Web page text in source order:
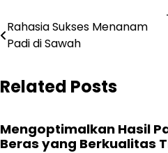
Post
navigation
Rahasia Sukses Menanam
Padi di Sawah
Related Posts
Mengoptimalkan Hasil
Beras yang Berkualitas